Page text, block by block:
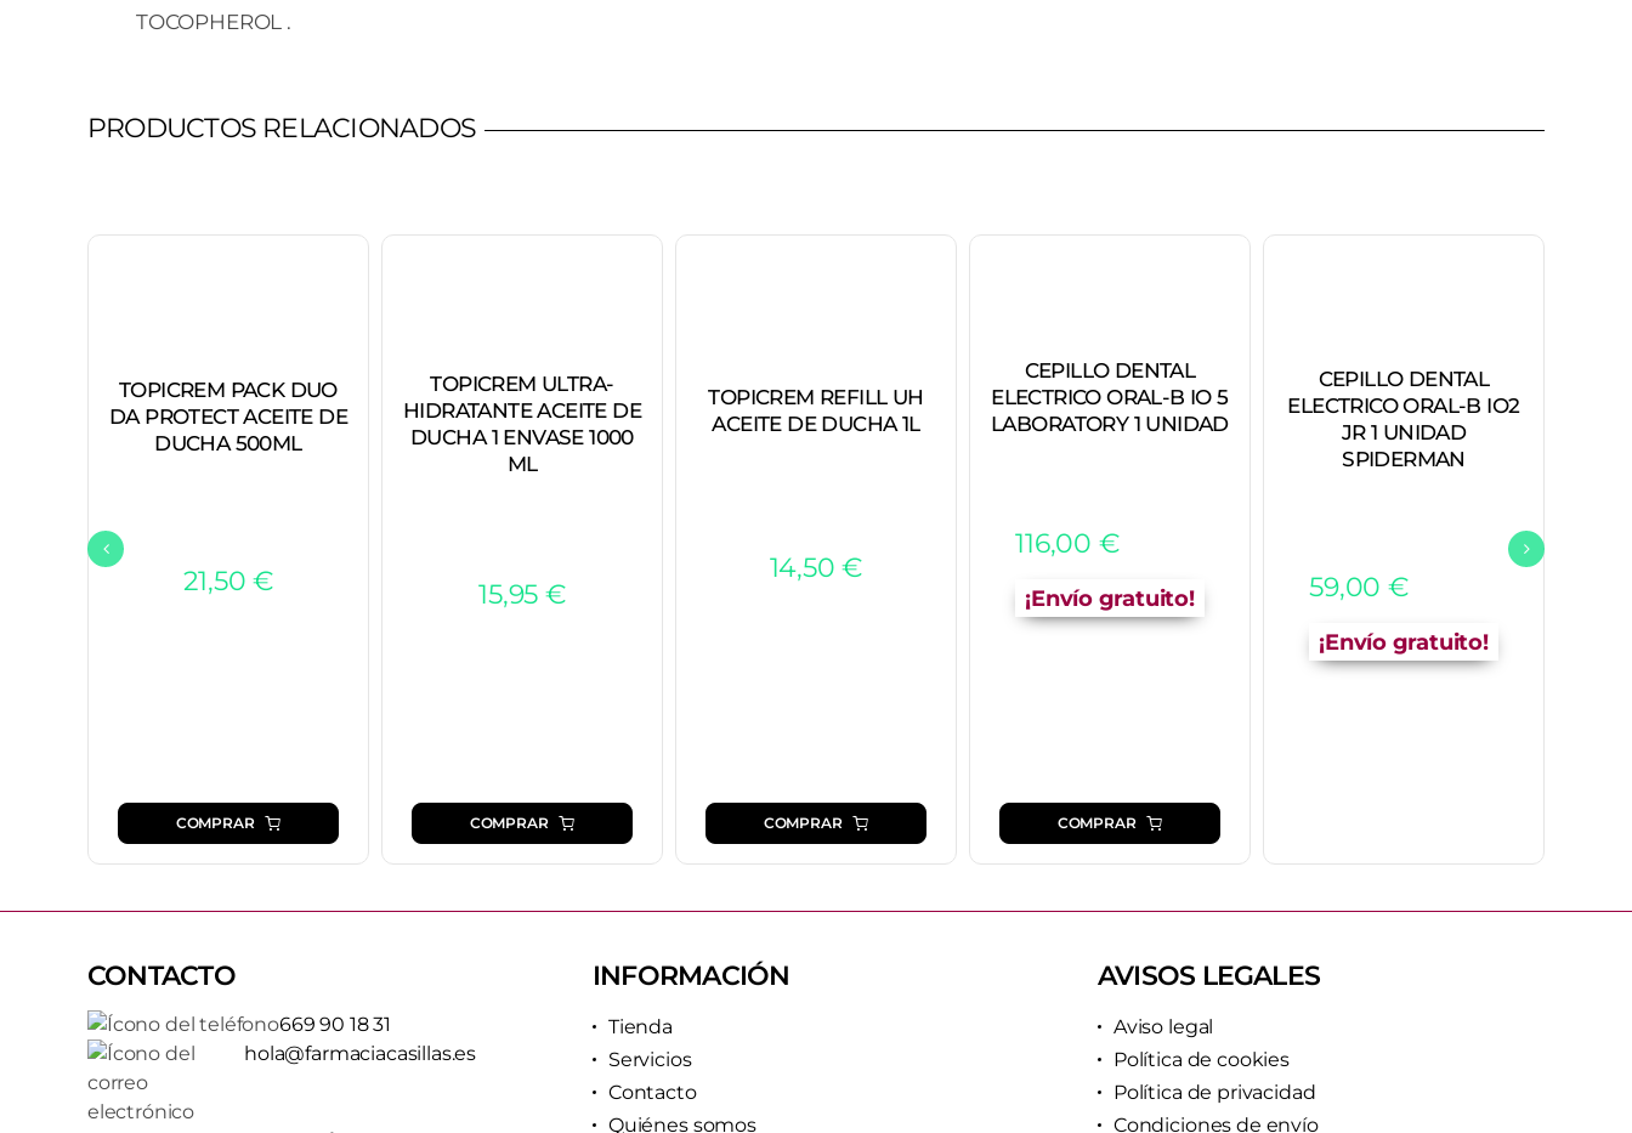
TOCOPHEROL .
PRODUCTOS RELACIONADOS
TOPICREM PACK DUO
DA PROTECT ACEITE DE
DUCHA 500ML
21,50€
COMPRAR
TOPICREM ULTRA-
HIDRATANTE ACEITE DE
DUCHA 1 ENVASE 1000
ML
15,95 €
COMPRAR
TOPICREM REFILL UH
ACEITE DE DUCHA 1L
14,50€
COMPRAR
CEPILLO DENTAL
ELECTRICO ORAL-B IO 5
LABORATORY 1 UNIDAD
116,00 €
¡Envío gratuito!
COMPRAR
CEPILLO DENTAL
ELECTRICO ORAL-B IO2
JR 1 UNIDAD
SPIDERMAN
59,00 €
¡Envío gratuito!
CONTACTO
669 90 18 31
hola@farmaciacasillas.es
INFORMACIÓN
Tienda
Servicios
Contacto
Quiénes somos
AVISOS LEGALES
Aviso legal
Política de cookies
Política de privacidad
Condiciones de envío